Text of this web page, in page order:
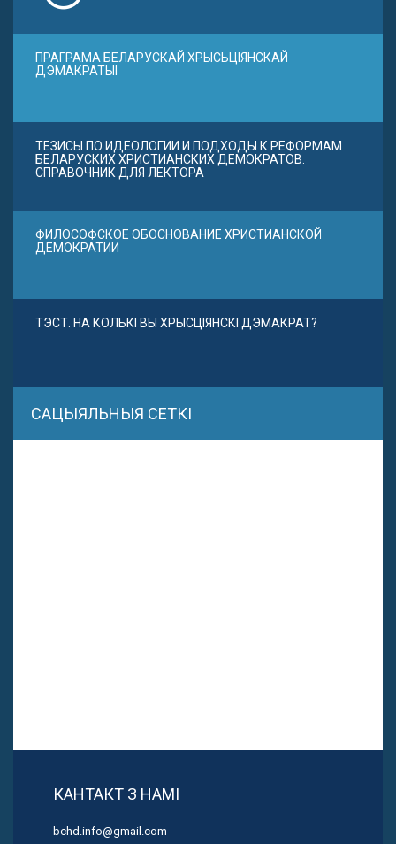
ПРАГРАМА БЕЛАРУСКАЙ ХРЫСЬЦІЯНСКАЙ
ДЭМАКРАТЫІ
ТЕЗИСЫ ПО ИДЕОЛОГИИ И ПОДХОДЫ К РЕФОРМАМ
БЕЛАРУСКИХ ХРИСТИАНСКИХ ДЕМОКРАТОВ.
СПРАВОЧНИК ДЛЯ ЛЕКТОРА
ФИЛОСОФСКОЕ ОБОСНОВАНИЕ ХРИСТИАНСКОЙ
ДЕМОКРАТИИ
ТЭСТ. НА КОЛЬКІ ВЫ ХРЫСЦІЯНСКІ ДЭМАКРАТ?
САЦЫЯЛЬНЫЯ СЕТКІ
КАНТАКТ З НАМІ
bchd.info@gmail.com